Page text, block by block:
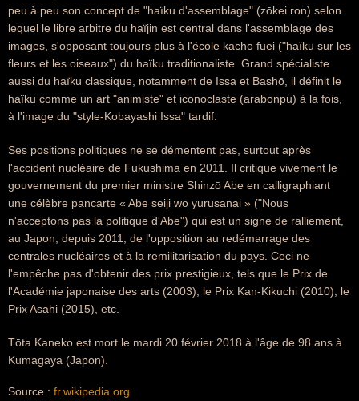
peu à peu son concept de "haïku d'assemblage" (zōkei ron) selon
lequel le libre arbitre du haïjin est central dans l'assemblage des
images, s'opposant toujours plus à l'école kachō fūei ("haïku sur les
fleurs et les oiseaux") du haïku traditionaliste. Grand spécialiste
aussi du haïku classique, notamment de Issa et Bashō, il définit le
haïku comme un art "animiste" et iconoclaste (arabonpu) à la fois,
à l'image du "style-Kobayashi Issa" tardif.
Ses positions politiques ne se démentent pas, surtout après
l'accident nucléaire de Fukushima en 2011. Il critique vivement le
gouvernement du premier ministre Shinzō Abe en calligraphiant
une célèbre pancarte « Abe seiji wo yurusanai » ("Nous
n'acceptons pas la politique d'Abe") qui est un signe de ralliement,
au Japon, depuis 2011, de l'opposition au redémarrage des
centrales nucléaires et à la remilitarisation du pays. Ceci ne
l'empêche pas d'obtenir des prix prestigieux, tels que le Prix de
l'Académie japonaise des arts (2003), le Prix Kan-Kikuchi (2010), le
Prix Asahi (2015), etc.
Tōta Kaneko est mort le mardi 20 février 2018 à l'âge de 98 ans à
Kumagaya (Japon).
Source : fr.wikipedia.org